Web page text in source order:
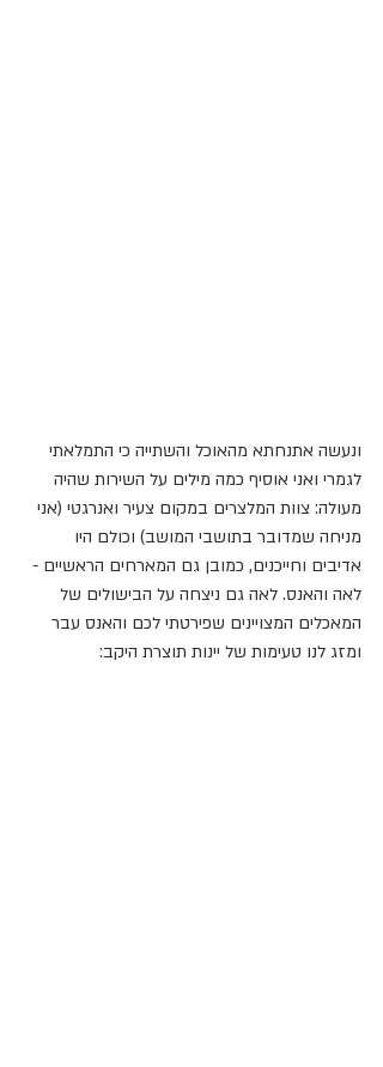
ונעשה אתנחתא מהאוכל והשתייה כי התמלאתי
לגמרי ואני אוסיף כמה מילים על השירות שהיה
מעולה: צוות המלצרים במקום צעיר ואנרגטי (אני
מניחה שמדובר בתושבי המושב) וכולם היו
אדיבים וחייכנים, כמובן גם המארחים הראשיים -
לאה והאנס. לאה גם ניצחה על הבישולים של
המאכלים המצויינים שפירטתי לכם והאנס עבר
ומזג לנו טעימות של יינות תוצרת היקב: